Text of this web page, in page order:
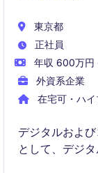
東京都
正社員
年収 600万円
外資系企業
在宅可・ハ
デジタルおよ
として、デジ